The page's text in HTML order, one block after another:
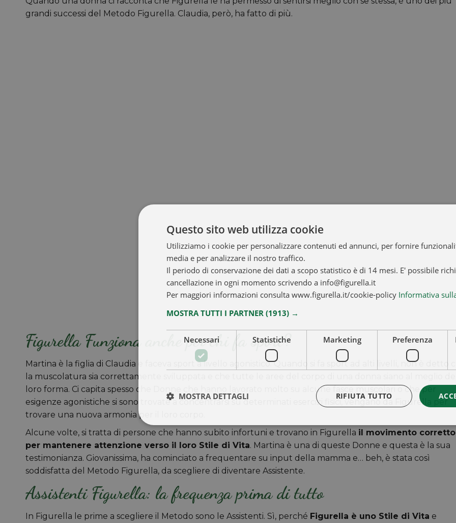
grandi successi del Metodo Figurella. Claudia, però, ha fatto di più.
Figurella Funziona anche per chi fa sport?
Martina è la figlia di Claudia e faceva sport a livello agonistico. Quando si fa sport ad alti livelli, non è detto
la muscolatura sia correttamente sviluppata e che tutte le aree del corpo di una donna siano al meglio
loro forma. Ci capita spesso che Donne che hanno lavorato molto su alcune fasce muscolari o che per
esigenze agonistiche si sono trovate a concentrarsi su determinati esercizi fisici, vengano da Figurella per
trovare una nuova armonia per il loro corpo.
Alcune volte, si tratta di persone che hanno subito infortuni e trovano in Figurella il movimento corretto
per mantenere attenzione verso il loro Stile di Vita. Martina è una di queste Donne e questa è la sua
testimonianza. Giovanissima, ha cominciato a frequentare su input della mamma e… beh, è stata così
soddisfatta del Metodo Figurella, da scegliere di diventare Assistente.
Assistenti Figurella: la frequenza prima di tutto
In Figurella le prime a scegliere il Metodo sono le Assistenti. Sì, perché Figurella è uno Stile di Vita e
Questo sito web utilizza cookie
Utilizziamo i cookie per personalizzare contenuti ed annunci, per fornire
media e per analizzare il nostro traffico.
Il periodo di conservazione dei dati a scopo statistico è di 14 mesi. E' possibile
cancellazione in ogni momento scrivendo a info@figurella.it
Per maggiori informazioni consulta www.figurella.it/cookie-policy Informativa
MOSTRA TUTTI I PARTNER (1913) →
Necessari Statistiche Marketing Preferenza
RIFIUTA TUTTO
MOSTRA DETTAGLI